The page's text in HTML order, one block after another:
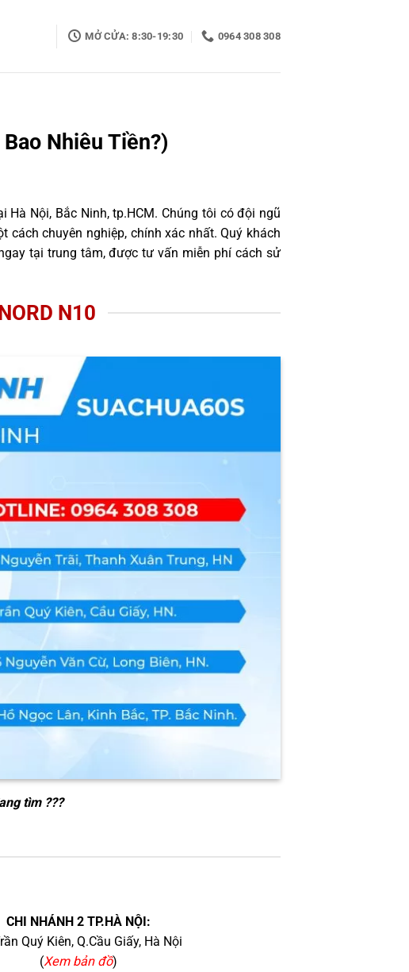
MỞ CỬA: 8:30-19:30 0964 308 308
Nhiêu Tiền?)
Nội, Bắc Ninh, tp.HCM. Chúng tôi có đội ngũ
cách chuyên nghiệp, chính xác nhất. Quý khách
tại trung tâm, được tư vấn miễn phí cách sử
N10
tìm ???
CHI NHÁNH 2 TP.HÀ NỘI:
Quý Kiên, Q.Cầu Giấy, Hà Nội
(Xem bản đồ)